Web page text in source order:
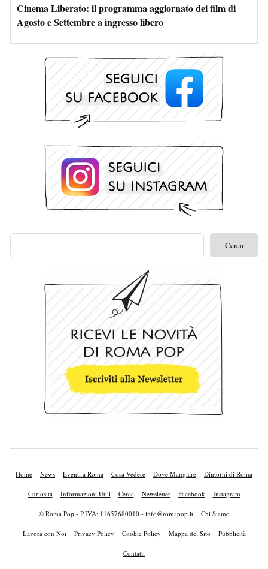
Cinema Liberato: il programma aggiornato dei film di
Agosto e Settembre a ingresso libero
Home News Eventi a Roma Cosa Vedere Dove Mangiare Dintorni di Roma
Curiosità Informazioni Utili Cerca Newsletter Facebook Instagram
© Roma Pop - P.IVA: 11657680010 - info@romapop.it Chi Siamo
Lavora con Noi Privacy Policy Cookie Policy Mappa del Sito Pubblicità
Contatti